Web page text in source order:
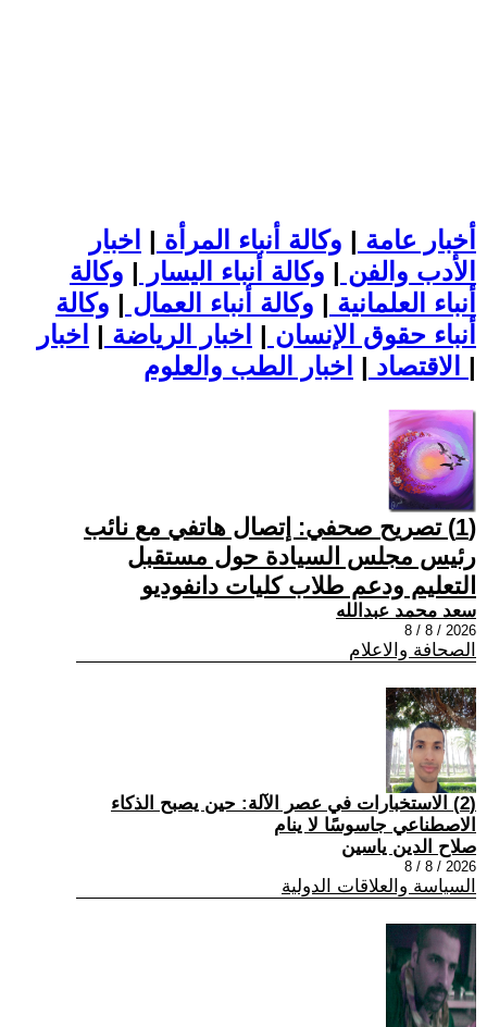
أخبار عامة | وكالة أنباء المرأة | اخبار
الأدب والفن | وكالة أنباء اليسار | وكالة
أنباء العلمانية | وكالة أنباء العمال | وكالة
أنباء حقوق الإنسان | اخبار الرياضة | اخبار
الاقتصاد | |
(1) تصريح صحفي: إتصال هاتفي مع نائب
رئيس مجلس السيادة حول مستقبل
التعليم ودعم طلاب كليات دانفوديو
سعد محمد عبدالله
2026 / 8 / 8
الصحافة والاعلام
(2) الاستخبارات في عصر الآلة: حين يصبح الذكاء
الاصطناعي جاسوسًا لا ينام
صلاح الدين ياسين
2026 / 8 / 8
السياسة والعلاقات الدولية